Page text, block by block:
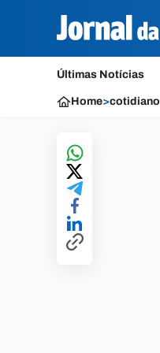
Últimas Notícias
Home>cotidiano